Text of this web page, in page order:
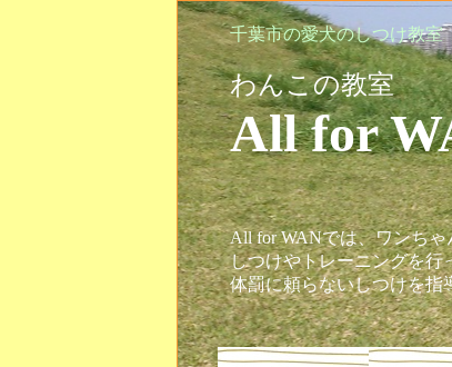
千葉市の愛犬のしつけ教室
わんこの教室
All
All for WANでは、ワンち
しつけやトレーニングを行
体罰に頼らないしつけを指